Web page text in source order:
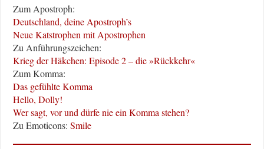
Zum Apostroph:
Deutschland, deine Apostroph’s
Neue Katstrophen mit Apostrophen
Zu Anführungszeichen:
Krieg der Häkchen: Episode 2 – die »Rückkehr«
Zum Komma:
Das gefühlte Komma
Hello, Dolly!
Wer sagt, vor und dürfe nie ein Komma stehen?
Zu Emoticons:Smile